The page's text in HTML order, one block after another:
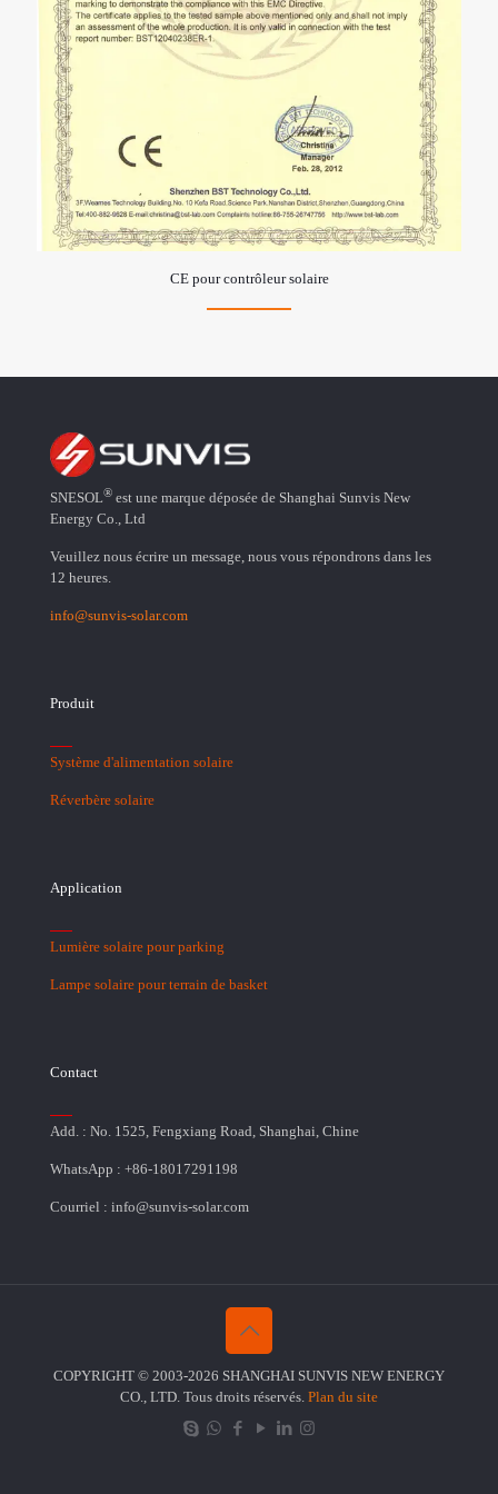
CE pour contrôleur solaire
SNESOL® est une marque déposée de Shanghai Sunvis New
Energy Co., Ltd
Veuillez nous écrire un message, nous vous répondrons dans les
12 heures.
info@sunvis-solar.com
Produit
Système d'alimentation solaire
Réverbère solaire
Application
Lumière solaire pour parking
Lampe solaire pour terrain de basket
Contact
Add. : No. 1525, Fengxiang Road, Shanghai, Chine
WhatsApp : +86-18017291198
Courriel : info@sunvis-solar.com
COPYRIGHT © 2003-2026 SHANGHAI SUNVIS NEW ENERGY
CO., LTD. Tous droits réservés. Plan du site